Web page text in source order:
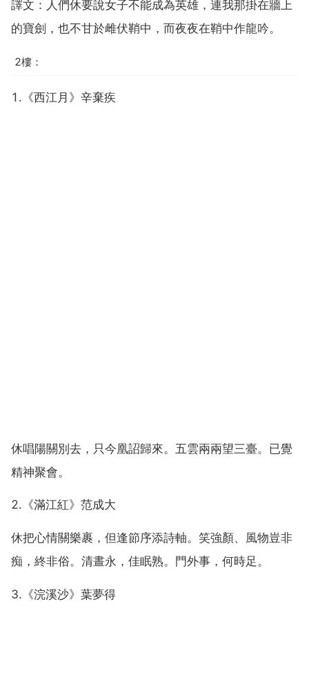
譯文：人們休要說女子不能成為英雄，連我那掛在牆上
的寶劍，也不甘於雌伏鞘中，而夜夜在鞘中作龍吟。
2樓：
1.《西江月》辛棄疾
休唱陽關別去，只今凰詔歸來。五雲兩兩望三臺。已覺
精神聚會。
2.《滿江紅》范成大
休把心情關樂裹，但逢節序添詩軸。笑強顏、風物豈非
痴，終非俗。清晝永，佳眠熟。門外事，何時足。
3.《浣溪沙》葉夢得